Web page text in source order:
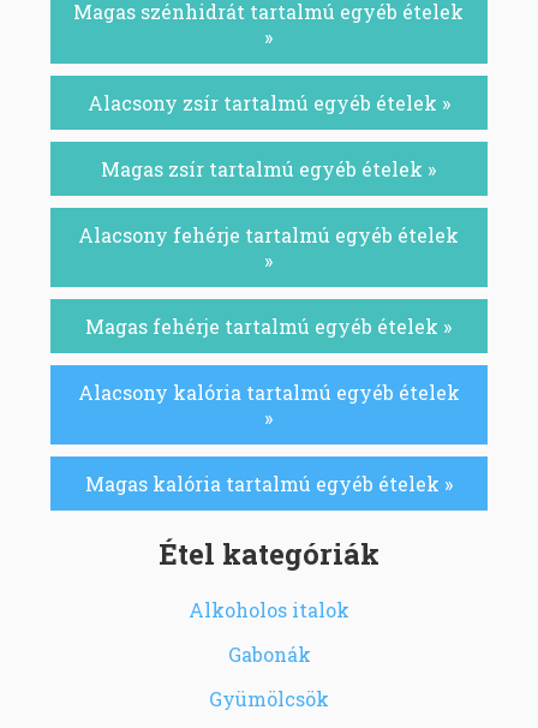
Magas szénhidrát tartalmú egyéb ételek
»
Alacsony zsír tartalmú egyéb ételek »
Magas zsír tartalmú egyéb ételek »
Alacsony fehérje tartalmú egyéb ételek
»
Magas fehérje tartalmú egyéb ételek »
Alacsony kalória tartalmú egyéb ételek
»
Magas kalória tartalmú egyéb ételek »
Étel kategóriák
Alkoholos italok
Gabonák
Gyümölcsök